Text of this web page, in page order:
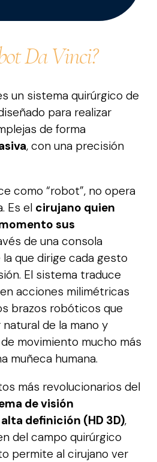
Da Vinci?
un sistema quirúrgico de
para realizar
de forma
, con una precisión
como “robot”, no opera
Es el cirujano quien
sus
de una consola
que dirige cada gesto
El sistema traduce
acciones milimétricas
brazos robóticos que
de la mano y
movimiento mucho más
muñeca humana.
más revolucionarios del
de visión
definición (HD 3D),
del campo quirúrgico
permite al cirujano ver